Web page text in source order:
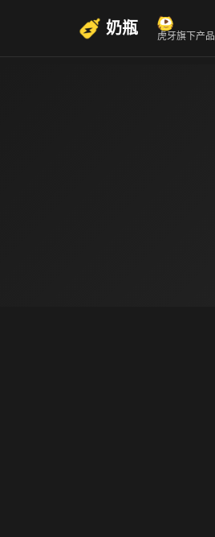
奶瓶 虎牙旗下产品